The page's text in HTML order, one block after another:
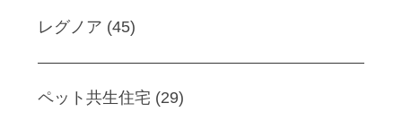
レグノア (45)
ペット共生住宅 (29)